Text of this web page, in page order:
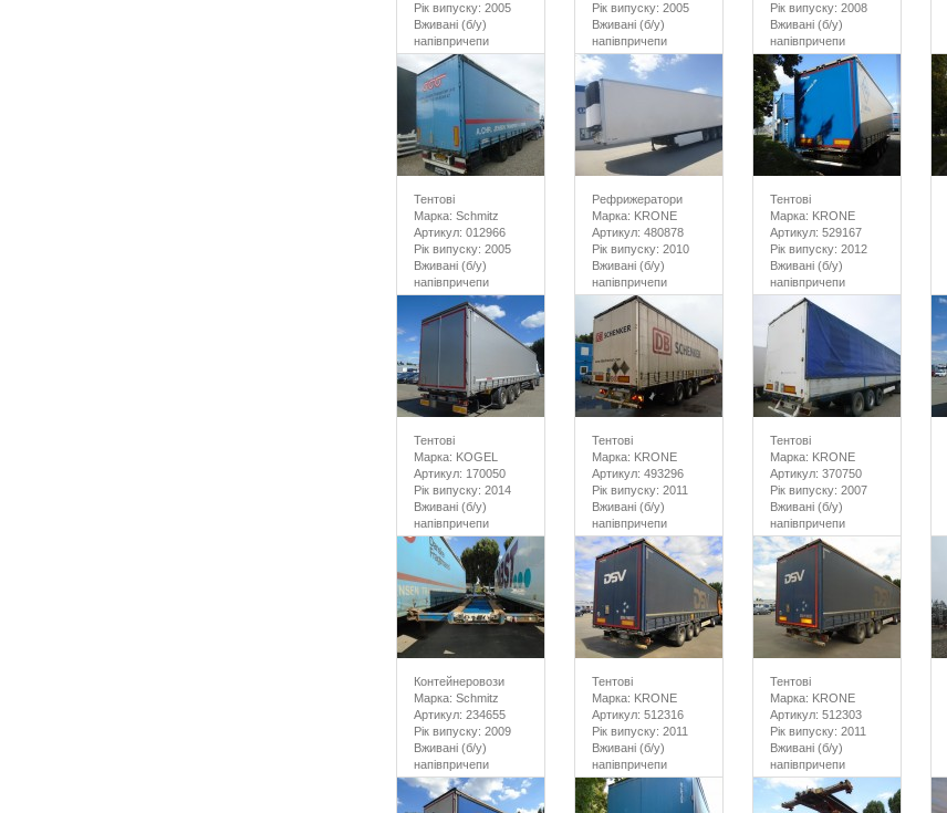
Рік випуску: 2005
Вживані (б/у)
напівпричепи
Рік випуску: 2005
Вживані (б/у)
напівпричепи
Рік випуску: 2008
Вживані (б/у)
напівпричепи
Тентові
Марка: Schmitz
Артикул: 012966
Рік випуску: 2005
Вживані (б/у)
напівпричепи
Рефрижератори
Марка: KRONE
Артикул: 480878
Рік випуску: 2010
Вживані (б/у)
напівпричепи
Тентові
Марка: KRONE
Артикул: 529167
Рік випуску: 2012
Вживані (б/у)
напівпричепи
Тентові
Марка: KOGEL
Артикул: 170050
Рік випуску: 2014
Вживані (б/у)
напівпричепи
Тентові
Марка: KRONE
Артикул: 493296
Рік випуску: 2011
Вживані (б/у)
напівпричепи
Тентові
Марка: KRONE
Артикул: 370750
Рік випуску: 2007
Вживані (б/у)
напівпричепи
Поставка: 2 тижні
Контейнеровози
Марка: Schmitz
Артикул: 234655
Рік випуску: 2009
Вживані (б/у)
напівпричепи
Тентові
Марка: KRONE
Артикул: 512316
Рік випуску: 2011
Вживані (б/у)
напівпричепи
Тентові
Марка: KRONE
Артикул: 512303
Рік випуску: 2011
Вживані (б/у)
напівпричепи